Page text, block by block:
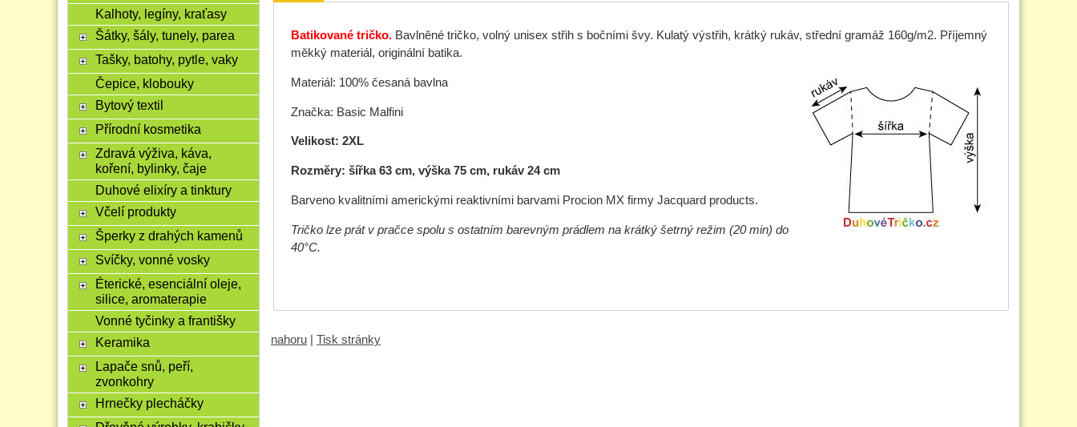
Batikované tričko. Bavlněné tričko, volný unisex střih s bočními švy. Kulatý výstřih, krátký rukáv, střední gramáž 160g/m2. Příjemný
měkký materiál, originální batika.
Materiál: 100% česaná bavlna
Značka: Basic Malfini
Velikost: 2XL
Rozměry: šířka 63 cm, výška 75 cm, rukáv 24 cm
Barveno kvalitními americkými reaktivními barvami Procion MX firmy Jacquard products.
Tričko lze prát v pračce spolu s ostatním barevným prádlem na krátký šetrný režim (20 min) do
40°C.
nahoru Tisk stránky
Kalhoty, legíny, kraťasy
Šátky, šály, tunely, parea
Tašky, batohy, pytle, vaky
Čepice, klobouky
Bytový textil
Přírodní kosmetika
Zdravá výživa, káva,
koření, bylinky, čaje
Duhové elixíry a tinktury
Včelí produkty
Šperky z drahých kamenů
Svíčky, vonné vosky
Éterické, esenciální oleje,
silice, aromaterapie
Vonné tyčinky a františky
Keramika
Lapače snů, peří,
zvonkohry
Hrnečky plecháčky